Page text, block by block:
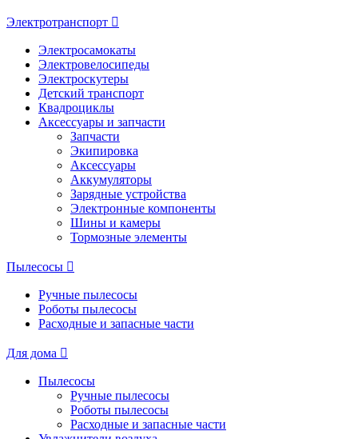
Электротранспорт
Электросамокаты
Электровелосипеды
Электроскутеры
Детский транспорт
Квадроциклы
Аксессуары и запчасти
Запчасти
Экипировка
Аксессуары
Аккумуляторы
Зарядные устройства
Электронные компоненты
Шины и камеры
Тормозные элементы
Пылесосы
Ручные пылесосы
Роботы пылесосы
Расходные и запасные части
Для дома
Пылесосы
Ручные пылесосы
Роботы пылесосы
Расходные и запасные части